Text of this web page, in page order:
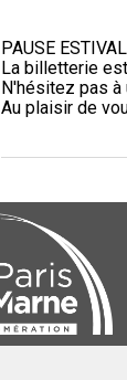
PAUSE
La billetterie
N'hésitez pas
Au plaisir de